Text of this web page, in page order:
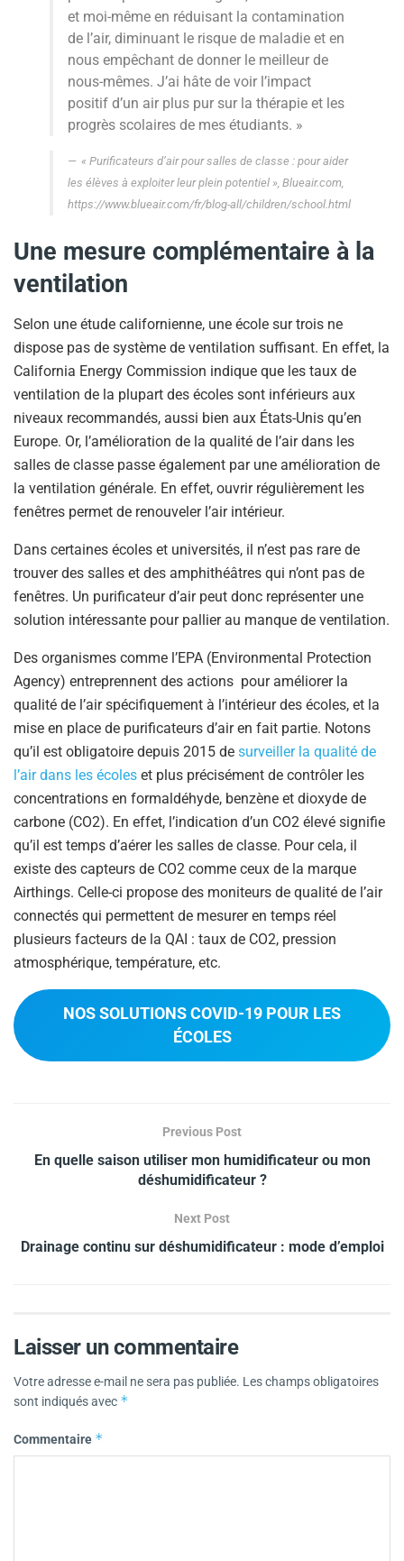
et moi-même en réduisant la contamination
de l’air, diminuant le risque de maladie et en
nous empêchant de donner le meilleur de
nous-mêmes. J’ai hâte de voir l’impact
positif d’un air plus pur sur la thérapie et les
progrès scolaires de mes étudiants. »
« Purificateurs d’air pour salles de classe : pour aider
les élèves à exploiter leur plein potentiel », Blueair.com,
https://www.blueair.com/fr/blog-all/children/school.html
Une mesure complémentaire à la
ventilation
Selon une étude californienne, une école sur trois ne
dispose pas de système de ventilation suffisant. En effet, la
California Energy Commission indique que les taux de
ventilation de la plupart des écoles sont inférieurs aux
niveaux recommandés, aussi bien aux États-Unis qu’en
Europe. Or, l’amélioration de la qualité de l’air dans les
salles de classe passe également par une amélioration de
la ventilation générale. En effet, ouvrir régulièrement les
fenêtres permet de renouveler l’air intérieur.
Dans certaines écoles et universités, il n’est pas rare de
trouver des salles et des amphithéâtres qui n’ont pas de
fenêtres. Un purificateur d’air peut donc représenter une
solution intéressante pour pallier au manque de ventilation.
Des organismes comme l’EPA (Environmental Protection
Agency) entreprennent des actions pour améliorer la
qualité de l’air spécifiquement à l’intérieur des écoles, et la
mise en place de purificateurs d’air en fait partie. Notons
qu’il est obligatoire depuis 2015 de surveiller la qualité de
l’air dans les écoles et plus précisément de contrôler les
concentrations en formaldéhyde, benzène et dioxyde de
carbone (CO2). En effet, l’indication d’un CO2 élevé signifie
qu’il est temps d’aérer les salles de classe. Pour cela, il
existe des capteurs de CO2 comme ceux de la marque
Airthings. Celle-ci propose des moniteurs de qualité de l’air
connectés qui permettent de mesurer en temps réel
plusieurs facteurs de la QAI : taux de CO2, pression
atmosphérique, température, etc.
NOS SOLUTIONS COVID-19 POUR LES
ÉCOLES
Previous Post
En quelle saison utiliser mon humidificateur ou mon
déshumidificateur ?
Next Post
Drainage continu sur déshumidificateur : mode d’emploi
Laisser un commentaire
Votre adresse e-mail ne sera pas publiée. Les champs obligatoires
sont indiqués avec *
Commentaire *